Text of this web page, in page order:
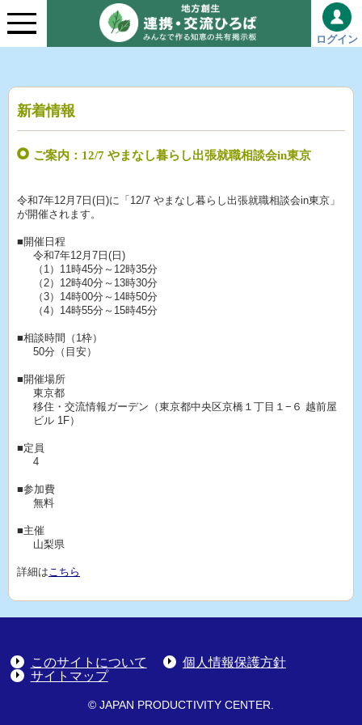
ログイン
新着情報
ご案内：12/7 やまなし暮らし出張就職相談会in東京
令和7年12月7日(日)に「12/7 やまなし暮らし出張就職相談会in東京」
が開催されます。
■開催日程
令和7年12月7日(日)
（1）11時45分～12時35分
（2）12時40分～13時30分
（3）14時00分～14時50分
（4）14時55分～15時45分
■相談時間（1枠）
50分（目安）
■開催場所
東京都
移住・交流情報ガーデン（東京都中央区京橋１丁目１−６ 越前屋
ビル 1F）
■定員
4
■参加費
無料
■主催
山梨県
詳細はこちら
このサイトについて
個人情報保護方針
サイトマップ
© JAPAN PRODUCTIVITY CENTER.